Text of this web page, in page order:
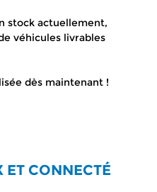
stock actuellement,
véhicules livrables
dès maintenant !
ET CONNECTÉ